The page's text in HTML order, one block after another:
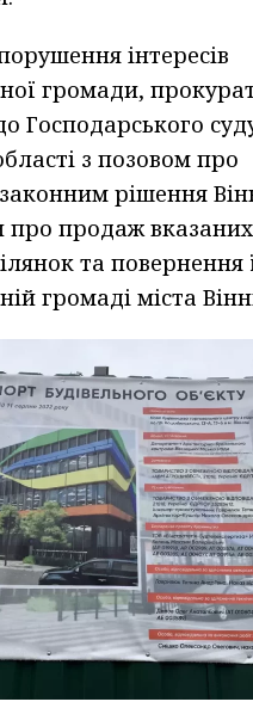
інтересів
громади,
Господарського
з позовом про
рішення
про продаж вказаних
та повернення
громаді міста